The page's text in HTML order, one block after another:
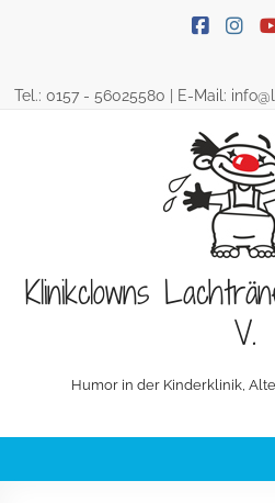
Tel.:0157 - 56025580 | E-Mail:
Klinikclowns
V.
Humor in der Kinderklinik,